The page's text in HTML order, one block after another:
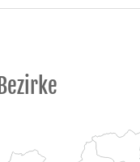
Bezirke